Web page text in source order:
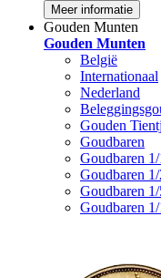
Meer informatie
Gouden Munten
Gouden Munten
België
Internationaal
Nederland
Gouden
Goudbaren
Goudbaren
Goudbaren
Goudbaren
Goudbaren